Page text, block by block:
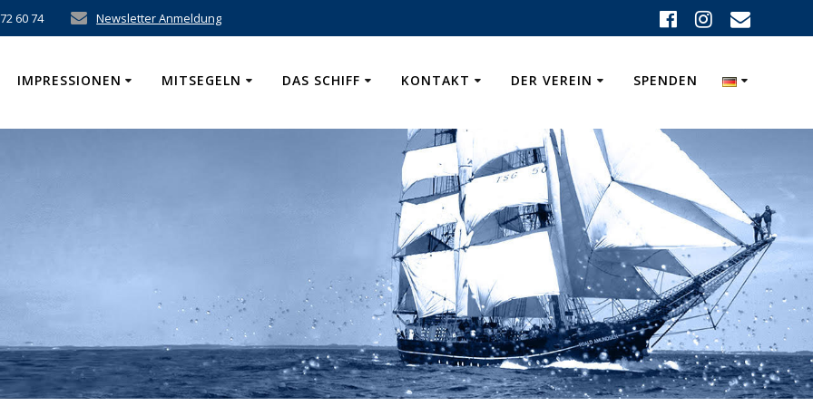
60 74 Newsletter Anmeldung
IMPRESSIONEN MITSEGELN DAS SCHIFF KONTAKT DER VEREIN SPENDEN